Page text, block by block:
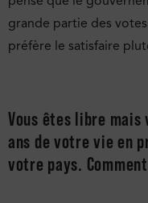
grande partie des
préfère le satisfaire
Vous êtes libre mais
ans de votre vie en
votre pays.